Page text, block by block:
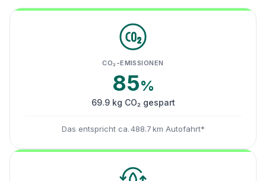
CO₂-EMISSIONEN
85%
69.9 kg CO₂ gespart
Das entspricht ca. 488.7 km Autofahrt*